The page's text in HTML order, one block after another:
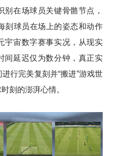
在场球员关键骨骼节点，
刻球员在场上的姿态和动作
宇宙数字赛事实况，从现实
间延迟仅为数分钟，真正实
行完美复刻并“搬进”游戏世
刻的澎湃心情。